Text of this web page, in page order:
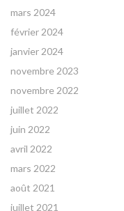
mars 2024
février 2024
janvier 2024
novembre 2023
novembre 2022
juillet 2022
juin 2022
avril 2022
mars 2022
août 2021
juillet 2021